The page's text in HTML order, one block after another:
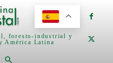
foresto-industrial y
América Latina